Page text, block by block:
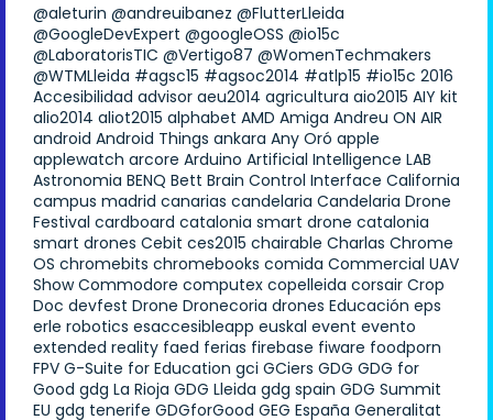
@aleturin @andreuibanez @FlutterLleida
@GoogleDevExpert @googleOSS @io15c
@LaboratorisTIC @Vertigo87 @WomenTechmakers
@WTMLleida #agsc15 #agsoc2014 #atlp15 #io15c 2016
Accesibilidad advisor aeu2014 agricultura aio2015 AIY kit
alio2014 aliot2015 alphabet AMD Amiga Andreu ON AIR
android Android Things ankara Any Oró apple
applewatch arcore Arduino Artificial Intelligence LAB
Astronomia BENQ Bett Brain Control Interface California
campus madrid canarias candelaria Candelaria Drone
Festival cardboard catalonia smart drone catalonia
smart drones Cebit ces2015 chairable Charlas Chrome
OS chromebits chromebooks comida Commercial UAV
Show Commodore computex copelleida corsair Crop
Doc devfest Drone Dronecoria drones Educación eps
erle robotics esaccesibleapp euskal event evento
extended reality faed ferias firebase fiware foodporn
FPV G-Suite for Education gci GCiers GDG GDG for
Good gdg La Rioja GDG Lleida gdg spain GDG Summit
EU gdg tenerife GDGforGood GEG España Generalitat